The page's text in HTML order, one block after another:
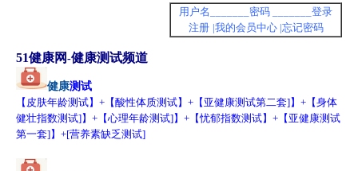
用户名_______密码 _______登录
注册 |我的会员中心 |忘记密码
51健康网-健康测试频道
健康测试
【 皮肤年龄测试】+【酸性体质测试】+【 亚健康测试第二套]】+【身体
健壮指数测试]】+【心理年龄测试]】+【忧郁指数测试】+【 亚健康测试
第一套]】+[营养素缺乏测试]